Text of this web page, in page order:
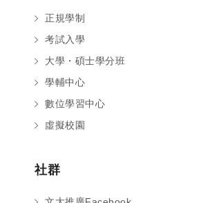
正規學制
考試入學
大學・碩士學分班
學輔中心
數位學習中心
虛擬校園
社群